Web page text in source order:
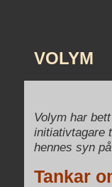
VOLYM
Volym har bett
initiativtagare
hennes syn
Tankar